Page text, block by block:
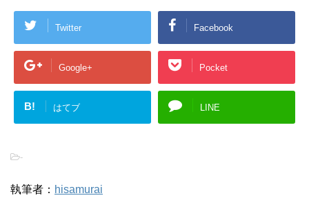
Twitter Facebook
Google+ Pocket
B! はてブ LINE
-
執筆者： hisamurai